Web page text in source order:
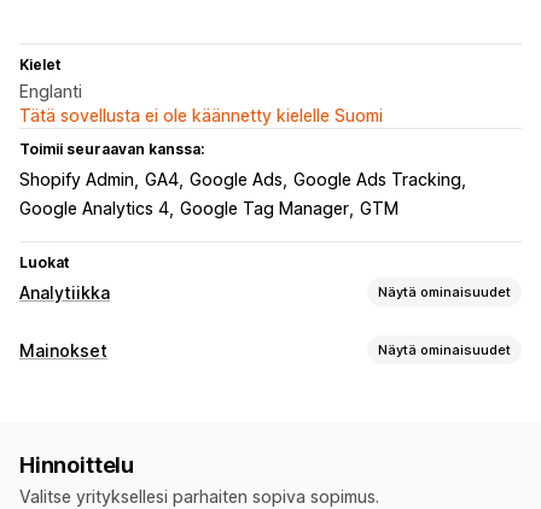
Kielet
Englanti
Tätä sovellusta ei ole käännetty kielelle Suomi
Toimii seuraavan kanssa:
Shopify Admin GA4 Google Ads Google Ads Tracking
Google Analytics 4 Google Tag Manager GTM
Luokat
Analytiikka Näytä ominaisuudet
Asiakkaiden käyttäytyminen
Markkinointi ja myynti
Ostosten seuranta
Pikseliseuranta
Mainokset Näytä ominaisuudet
Käyttäytyminen
Hinnoittelu
Valitse yrityksellesi parhaiten sopiva sopimus.